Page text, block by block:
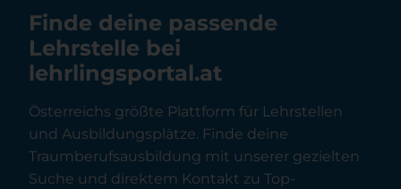
Finde deine passende
Lehrstelle bei
lehrlingsportal.at
Österreichs größte Plattform für Lehrstellen
und Ausbildungsplätze. Finde deine
Traumberufsausbildung mit unserer gezielten
Suche und direktem Kontakt zu Top-